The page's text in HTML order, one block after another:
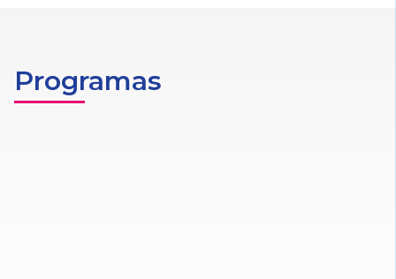
Programas